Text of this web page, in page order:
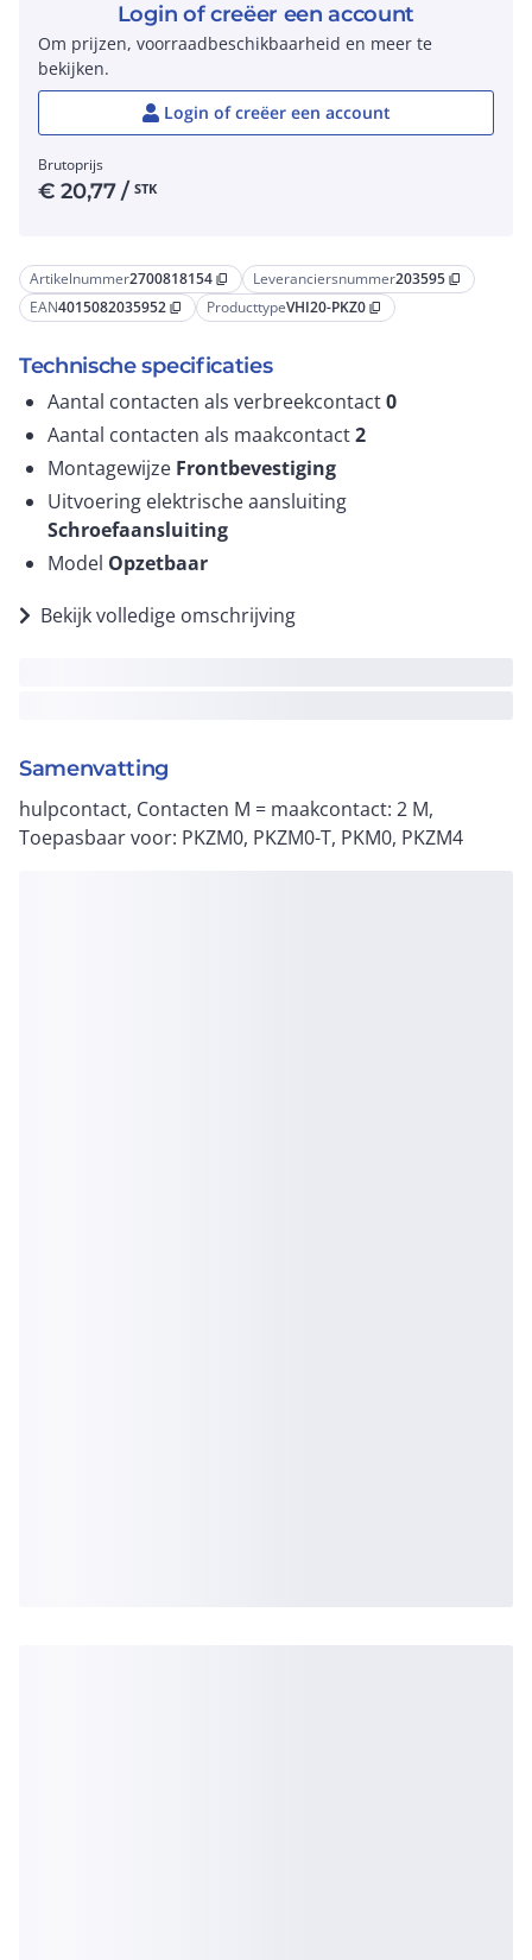
Artikelnummer2700818154 content_copy Leveranciersnummer203595 content_copy
EAN4015082035952 content_copy ProducttypeVHI20-PKZ0 content_copy
Technische specificaties
Aantal contacten als verbreekcontact0
Aantal contacten als maakcontact2
Montagewijze Frontbevestiging
Uitvoering elektrische aansluiting
Schroefaansluiting
Model Opzetbaar
Bekijk volledige omschrijving
Samenvatting
hulpcontact, Contacten M = maakcontact: 2 M,
Toepasbaar voor: PKZM0, PKZM0-T, PKM0, PKZM4
Login of creëer een account
Om prijzen, voorraadbeschikbaarheid en meer te
bekijken.
Login of creëer een account
Brutoprijs
€20,77/ STK